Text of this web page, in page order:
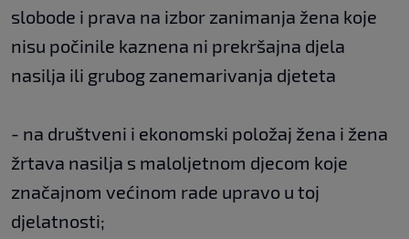
slobode i prava na izbor zanimanja žena koje
nisu počinile kaznena ni prekršajna djela
nasilja ili grubog zanemarivanja djeteta
- na društveni i ekonomski položaj žena i žena
žrtava nasilja s maloljetnom djecom koje
značajnom većinom rade upravo u toj
djelatnosti;